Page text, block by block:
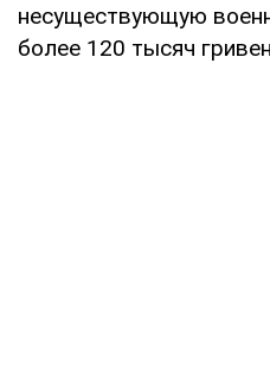
несуществующую
более 120 тысяч